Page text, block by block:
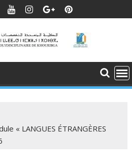
« LANGUES ÉTRANGÈRES